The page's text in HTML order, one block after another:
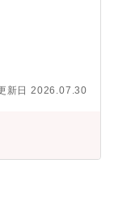
性能評価／検
や納期、仕様に
推進・各種ドキ
新日 2026.07.30